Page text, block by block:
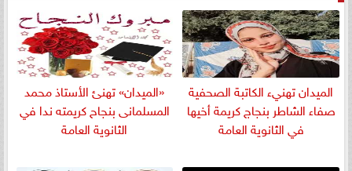
الميدان تهنيء الكاتبة الصحفية
صفاء الشاطر بنجاج كريمة أخيها
في الثانوية العامة
«الميدان» تهنئ الأستاذ محمد
المسلمانى بنجاح كريمته ندا في
الثانوية العامة